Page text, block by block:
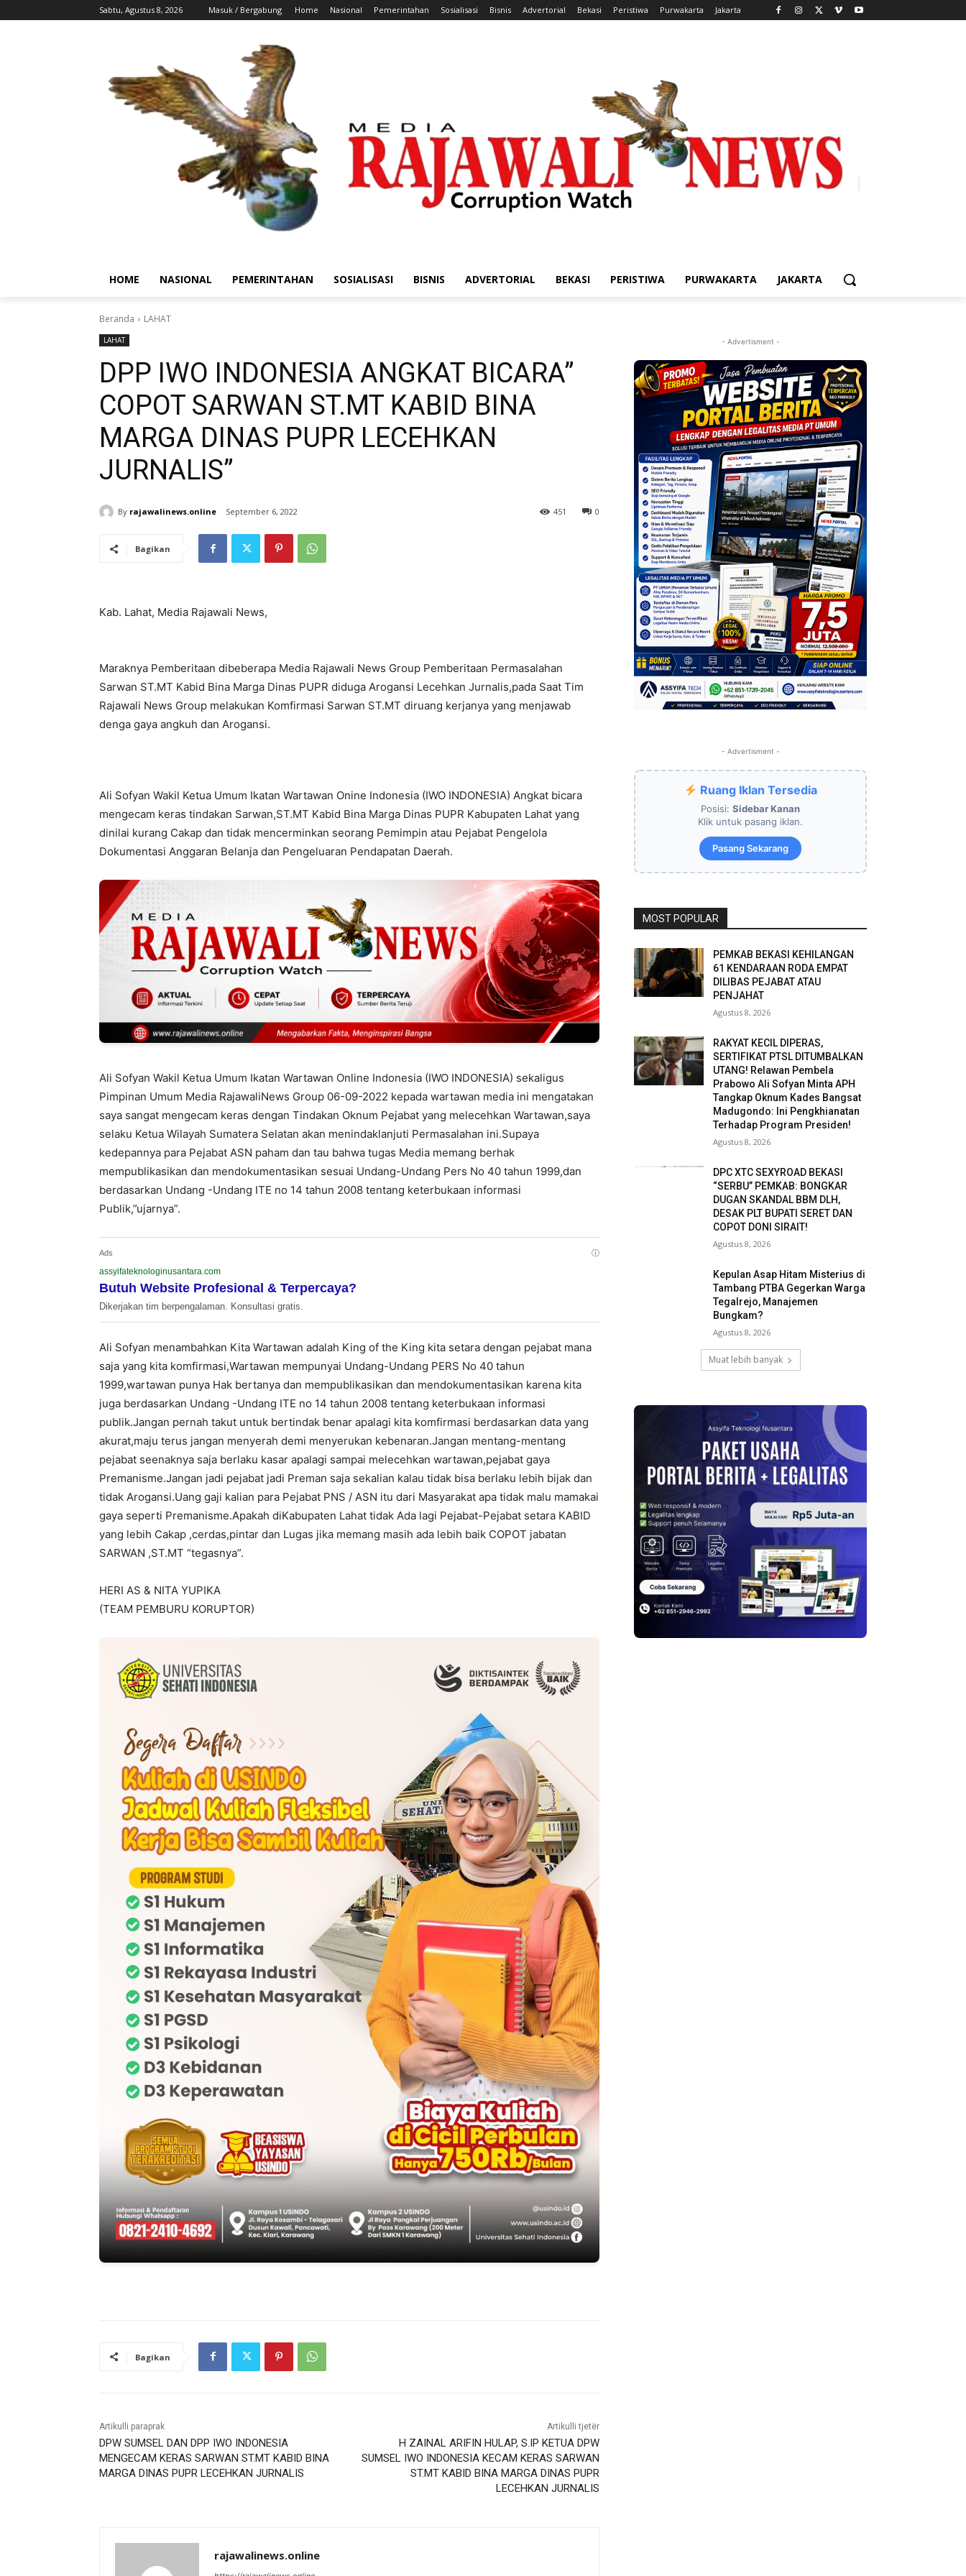
Sabtu, Agustus 8, 2026 Masuk / Bergabung Home Nasional Pemerintahan Sosialisasi Bisnis Advertorial Bekasi Peristiwa Purwakarta Jakarta
HOME NASIONAL PEMERINTAHAN SOSIALISASI BISNIS ADVERTORIAL BEKASI PERISTIWA PURWAKARTA JAKARTA
Beranda LAHAT
LAHAT
DPP IWO INDONESIA ANGKAT BICARA”
COPOT SARWAN ST.MT KABID BINA
MARGA DINAS PUPR LECEHKAN
JURNALIS”
By rajawalinews.online September 6, 2022 0
451
Bagikan
Kab. Lahat, Media Rajawali News,
Maraknya Pemberitaan dibeberapa Media Rajawali News Group Pemberitaan Permasalahan
Sarwan ST.MT Kabid Bina Marga Dinas PUPR diduga Arogansi Lecehkan Jurnalis,pada Saat Tim
Rajawali News Group melakukan Komfirmasi Sarwan ST.MT diruang kerjanya yang menjawab
denga gaya angkuh dan Arogansi.
Ali Sofyan Wakil Ketua Umum Ikatan Wartawan Onine Indonesia (IWO INDONESIA) Angkat bicara
mengecam keras tindakan Sarwan,ST.MT Kabid Bina Marga Dinas PUPR Kabupaten Lahat yang
dinilai kurang Cakap dan tidak mencerminkan seorang Pemimpin atau Pejabat Pengelola
Dokumentasi Anggaran Belanja dan Pengeluaran Pendapatan Daerah.
Ali Sofyan Wakil Ketua Umum Ikatan Wartawan Online Indonesia (IWO INDONESIA) sekaligus
Pimpinan Umum Media RajawaliNews Group 06-09-2022 kepada wartawan media ini mengatakan
saya sangat mengecam keras dengan Tindakan Oknum Pejabat yang melecehkan Wartawan,saya
selaku Ketua Wilayah Sumatera Selatan akan menindaklanjuti Permasalahan ini.Supaya
kedepannya para Pejabat ASN paham dan tau bahwa tugas Media memang berhak
mempublikasikan dan mendokumentasikan sesuai Undang-Undang Pers No 40 tahun 1999,dan
berdasarkan Undang -Undang ITE no 14 tahun 2008 tentang keterbukaan informasi
Publik,”ujarnya”.
Ads ⓘ
assyifateknologinusantara.com
Butuh Website Profesional & Terpercaya?
Dikerjakan tim berpengalaman. Konsultasi gratis.
Ali Sofyan menambahkan Kita Wartawan adalah King of the King kita setara dengan pejabat mana
saja yang kita komfirmasi,Wartawan mempunyai Undang-Undang PERS No 40 tahun
1999,wartawan punya Hak bertanya dan mempublikasikan dan mendokumentasikan karena kita
juga berdasarkan Undang -Undang ITE no 14 tahun 2008 tentang keterbukaan informasi
publik.Jangan pernah takut untuk bertindak benar apalagi kita komfirmasi berdasarkan data yang
akurat,maju terus jangan menyerah demi menyerukan kebenaran.Jangan mentang-mentang
pejabat seenaknya saja berlaku kasar apalagi sampai melecehkan wartawan,pejabat gaya
Premanisme.Jangan jadi pejabat jadi Preman saja sekalian kalau tidak bisa berlaku lebih bijak dan
tidak Arogansi.Uang gaji kalian para Pejabat PNS / ASN itu dari Masyarakat apa tidak malu mamakai
gaya seperti Premanisme.Apakah diKabupaten Lahat tidak Ada lagi Pejabat-Pejabat setara KABID
yang lebih Cakap ,cerdas,pintar dan Lugas jika memang masih ada lebih baik COPOT jabatan
SARWAN ,ST.MT “tegasnya”.
HERI AS & NITA YUPIKA
(TEAM PEMBURU KORUPTOR)
Bagikan
Artikulli paraprak
DPW SUMSEL DAN DPP IWO INDONESIA
MENGECAM KERAS SARWAN ST.MT KABID BINA
MARGA DINAS PUPR LECEHKAN JURNALIS
Artikulli tjetër
H ZAINAL ARIFIN HULAP, S.IP KETUA DPW
SUMSEL IWO INDONESIA KECAM KERAS SARWAN
ST.MT KABID BINA MARGA DINAS PUPR
LECEHKAN JURNALIS
rajawalinews.online
- Advertisment -
- Advertisment -
Ruang Iklan Tersedia
Posisi: Sidebar Kanan
Klik untuk pasang iklan.
Pasang Sekarang
MOST POPULAR
PEMKAB BEKASI KEHILANGAN
61 KENDARAAN RODA EMPAT
DILIBAS PEJABAT ATAU
PENJAHAT
Agustus 8, 2026
RAKYAT KECIL DIPERAS,
SERTIFIKAT PTSL DITUMBALKAN
UTANG! Relawan Pembela
Prabowo Ali Sofyan Minta APH
Tangkap Oknum Kades Bangsat
Madugondo: Ini Pengkhianatan
Terhadap Program Presiden!
Agustus 8, 2026
DPC XTC SEXYROAD BEKASI
“SERBU” PEMKAB: BONGKAR
DUGAN SKANDAL BBM DLH,
DESAK PLT BUPATI SERET DAN
COPOT DONI SIRAIT!
Agustus 8, 2026
Kepulan Asap Hitam Misterius di
Tambang PTBA Gegerkan Warga
Tegalrejo, Manajemen
Bungkam?
Agustus 8, 2026
Muat lebih banyak